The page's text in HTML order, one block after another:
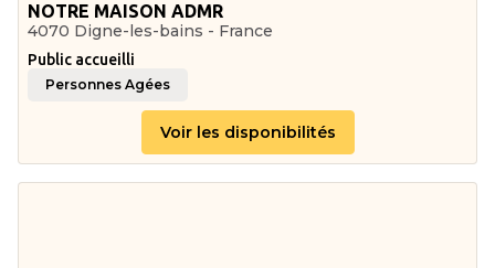
NOTRE MAISON ADMR
4070 Digne-les-bains - France
Public accueilli
Personnes Agées
Voir les disponibilités